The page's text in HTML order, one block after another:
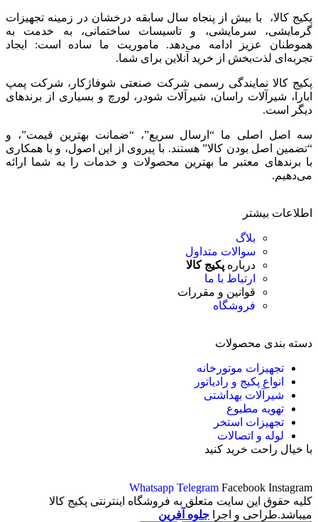
پکیج کالا، با بیش از پنجاه سال سابقه درخشان در زمینه تجهیزات
گرمایشی، سرمایشی، و تاسیسات ساختمانی، به خدمت به
هموطنان عزیز ادامه می‌دهد. ماموریت ما ساده است: ایجاد
تجربه‌ای لذت‌بخش از خرید آنلاین برای شما.
پکیج کالا نمایندگی رسمی شرکت صنعتی شوفاژکار، شرکت پمپ
ابارا، شیرآلات راسان، شیرآلات شودر، لورچ و بسیاری از برندهای
دیگر است.
سه اصل اصلی ما “ارسال سریع”، “ضمانت بهترین قیمت”، و
“تضمین اصل بودن کالا” هستند. با پیروی از این اصول، و با همکاری
با برندهای معتبر ما بهترین محصولات و خدمات را به شما ارائه
می‌دهیم.
اطلاعات بیشتر
بلاگ
سوالات متداول
درباره پکیج کالا
ارتباط با ما
قوانین و مقررات
فروشگاه
دسته بندی محصولات
تجهیزات موتورخانه
انواع پکیج و رادیاتور
شیرآلات بهداشتی
تهویه مطبوع
تجهیزات استخر
لوله و اتصالات
با خیال راحت خرید کنید
Whatsapp Telegram Facebook Instagram
کلیه حقوق این سایت متعلق به فروشگاه اینترنتی پکیج کالا
میباشد.طراحی و اجرا جلوه آفرین